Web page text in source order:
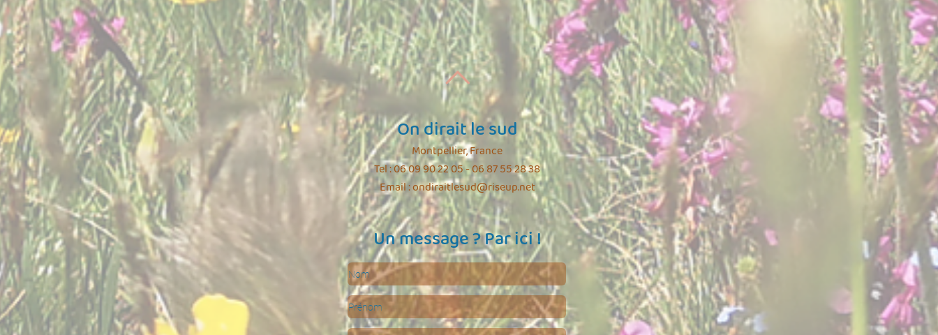
On dirait le sud
Montpellier, France
Tel : 06 09 90 22 05 - 06 87 55 28 38
Email :ondiraitlesud@riseup.net
Un message ? Par ici !